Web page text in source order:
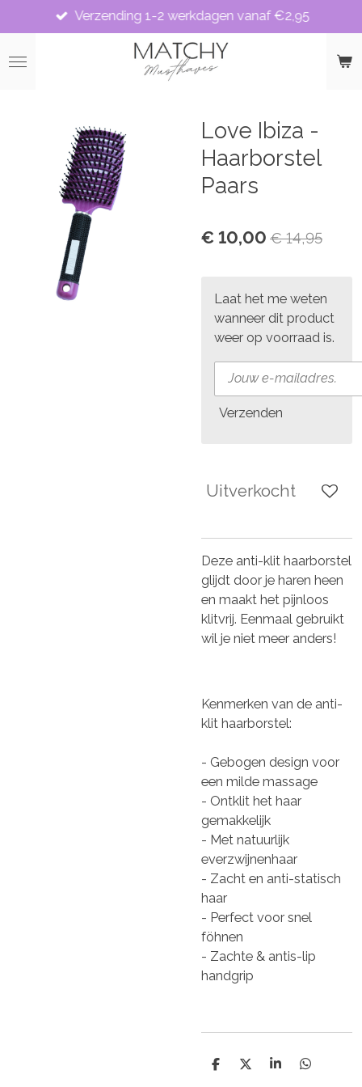
direct
naar
Verzending 1-2 werkdagen vanaf €2,95
Love Ibiza -
Haarborstel
Paars
€ 10,00 € 14,95
Laat het me weten
wanneer dit product
weer op voorraad is.
Verzenden
Uitverkocht
Deze anti-klit haarborstel
glijdt door je haren heen
en maakt het pijnloos
klitvrij. Eenmaal gebruikt
wil je niet meer anders!
Kenmerken van de anti-
klit haarborstel:
- Gebogen design voor
een milde massage
- Ontklit het haar
gemakkelijk
- Met natuurlijk
everzwijnenhaar
- Zacht en anti-statisch
haar
- Perfect voor snel
föhnen
- Zachte & antis-lip
handgrip
D
D
S
D